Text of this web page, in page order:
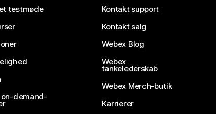
testmøde
demand-
Kontakt support
Kontakt salg
Webex Blog
Webex
tankelederskab
Webex Merch-butik
Karrierer